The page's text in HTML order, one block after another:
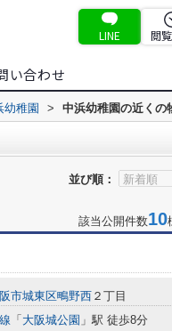
LINE 閲
い合わせ
幼稚園 > 中浜幼稚園の近くの
並び順：
該当公開件数10
市城東区鴫野西 ２丁目
「 大阪城公園 」駅 徒歩8分